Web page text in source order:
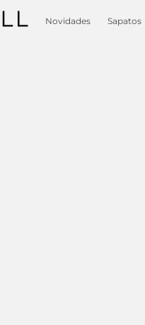
Novidades Sapatos